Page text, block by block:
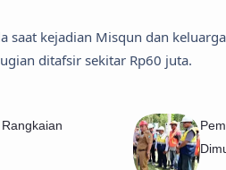
saat kejadian Misqun dan
ditafsir sekitar Rp60 juta.